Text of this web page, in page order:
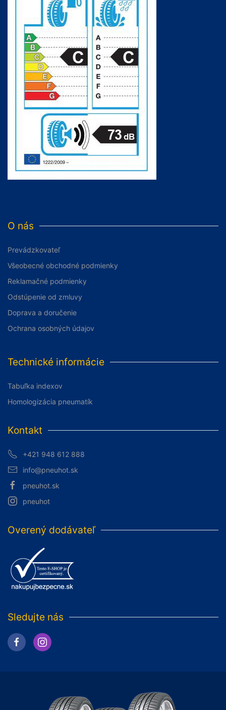
O nás
Prevádzkovateľ
Všeobecné obchodné podmienky
Reklamačné podmienky
Odstúpenie od zmluvy
Doprava a doručenie
Ochrana osobných údajov
Technické informácie
Tabuľka indexov
Homologizácia pneumatík
Kontakt
+421 948 612 888
info@pneuhot.sk
pneuhot.sk
pneuhot
Overený dodávateľ
Sledujte nás